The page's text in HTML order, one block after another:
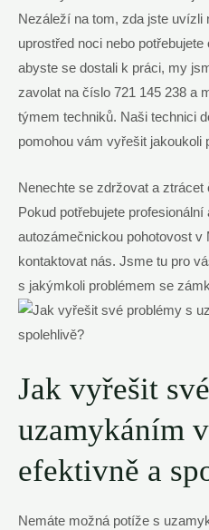
Nezáleží na tom, zda jste uvízli
uprostřed noci nebo
abyste se dostali k práci, my
zavolat na číslo 721 145 238 a
týmem techniků. Naši technici
pomohou vám vyřešit
Nenechte se zdržovat a
Pokud potřebujete profesionální
autozámečnickou pohotovost v
kontaktovat nás. Jsme tu pro
s jakýmkoli problémem se
Jak vyřešit
uzamykáním
efektivně a
Nemáte možná potíže s